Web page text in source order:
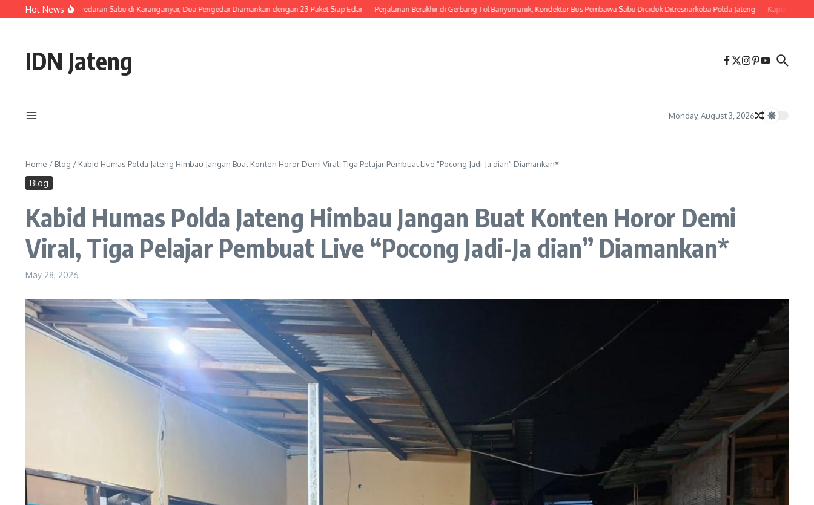
Skip to content
Hot News
Ungkap Peredaran Sabu di Karanganyar, Dua Pengedar Diamankan dengan 23 Paket Siap Edar Perjalanan Berakhir di Gerbang Tol Banyumanik, Kondektur Bus Pembawa Sabu Diciduk Ditresnarkoba Polda Jateng Kapolsek Prambanan
IDN Jateng
Monday, August 3, 2026
Home / Blog / Kabid Humas Polda Jateng Himbau Jangan Buat Konten Horor Demi Viral, Tiga Pelajar Pembuat Live “Pocong Jadi-Ja dian” Diamankan*
Blog
Kabid Humas Polda Jateng Himbau Jangan Buat Konten Horor Demi
Viral, Tiga Pelajar Pembuat Live “Pocong Jadi-Ja dian” Diamankan*
May 28, 2026